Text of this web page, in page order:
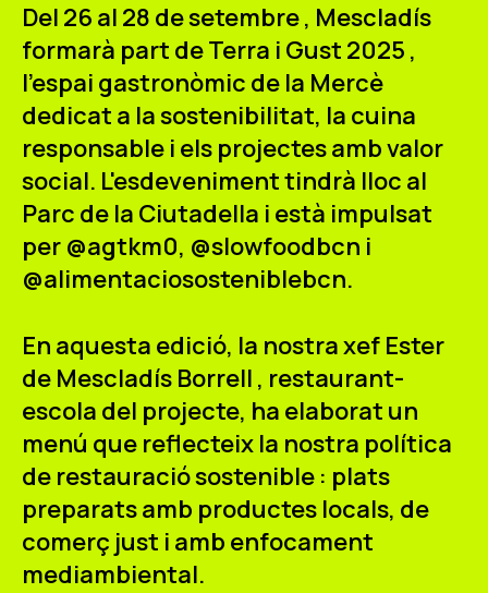
Facebook Instagram Youtube
ES CA EN
Del 26 al 28 de setembre, Mescladís
formarà part deTerra i Gust 2025 ,
l'espai gastronòmic de la Mercè
dedicat a la sostenibilitat, la cuina
responsable i els projectes amb valor
social. L'esdeveniment tindrà lloc al
Parc de la Ciutadella i està impulsat
per @agtkm0, @slowfoodbcn i
@alimentaciososteniblebcn.
En aquesta edició, la nostra xef Ester
de Mescladís Borrell , restaurant-
escola del projecte, ha elaborat un
menú que reflecteix la nostra política
de restauració sostenible : plats
preparats amb productes locals, de
comerç just i amb enfocament
mediambiental.